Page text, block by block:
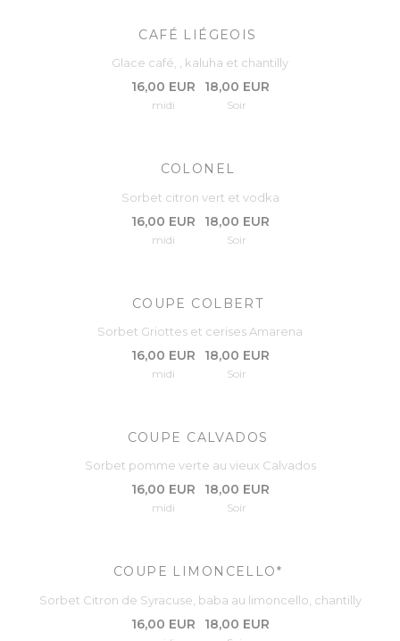
CAFÉ LIÉGEOIS
Glace café, , kaluha et chantilly
16,00 EUR
midi
18,00 EUR
Soir
COLONEL
Sorbet citron vert et vodka
16,00 EUR
midi
18,00 EUR
Soir
COUPE COLBERT
Sorbet Griottes et cerises Amarena
16,00 EUR
midi
18,00 EUR
Soir
COUPE CALVADOS
Sorbet pomme verte au vieux Calvados
16,00 EUR
midi
18,00 EUR
Soir
COUPE LIMONCELLO*
Sorbet Citron de Syracuse, baba au limoncello, chantilly
16,00 EUR 18,00 EUR